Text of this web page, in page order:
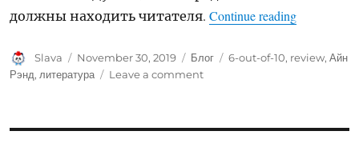
должны находить читателя.Continue reading“Ревью:
Author
Slava
Posted
on
November 30, 2019 Categories
Блог Tags
6-out-of-10, review,Айн
Рэнд, литература Leave a commenton